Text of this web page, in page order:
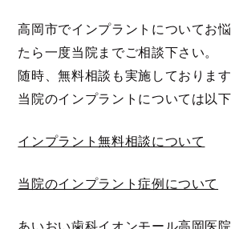
高岡市でインプラントについてお
たら一度当院までご相談下さい。
随時、無料相談も実施しております
当院のインプラントについては以
インプラント無料相談について
当院のインプラント症例について
あいおい歯科イオンモール高岡医院